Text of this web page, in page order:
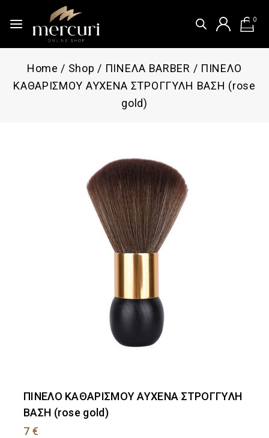
0
Home / Shop / ΠΙΝΕΛΑ BARBER / ΠΙΝΕΛΟ
ΚΑΘΑΡΙΣΜΟΥ ΑΥΧΕΝΑ ΣΤΡΟΓΓΥΛΗ ΒΑΣΗ (rose
gold)
ΠΙΝΕΛΟ ΚΑΘΑΡΙΣΜΟΥ ΑΥΧΕΝΑ ΣΤΡΟΓΓΥΛΗ
ΒΑΣΗ (rose gold)
7€